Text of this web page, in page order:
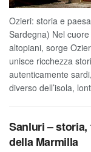
Ozieri: storia e
Sardegna) Nel
altopiani, sorge
unisce ricchezza
autenticamente
diverso dell’isola,
Sanluri –
della Marmilla